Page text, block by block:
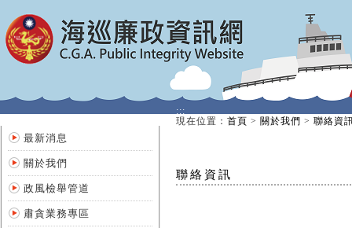
最新消息
關於我們
政風檢舉管道
肅貪業務專區
:::
現在位置 ： 首頁 > 關於我們 > 聯絡資
聯絡資訊